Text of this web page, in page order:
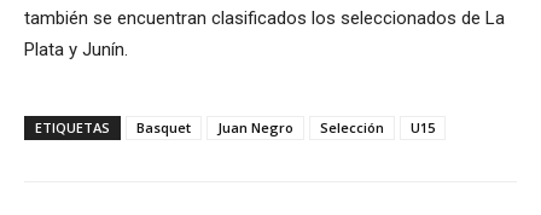
también se encuentran clasificados los seleccionados de La
Plata y Junín.
ETIQUETAS Basquet Juan Negro Selección U15